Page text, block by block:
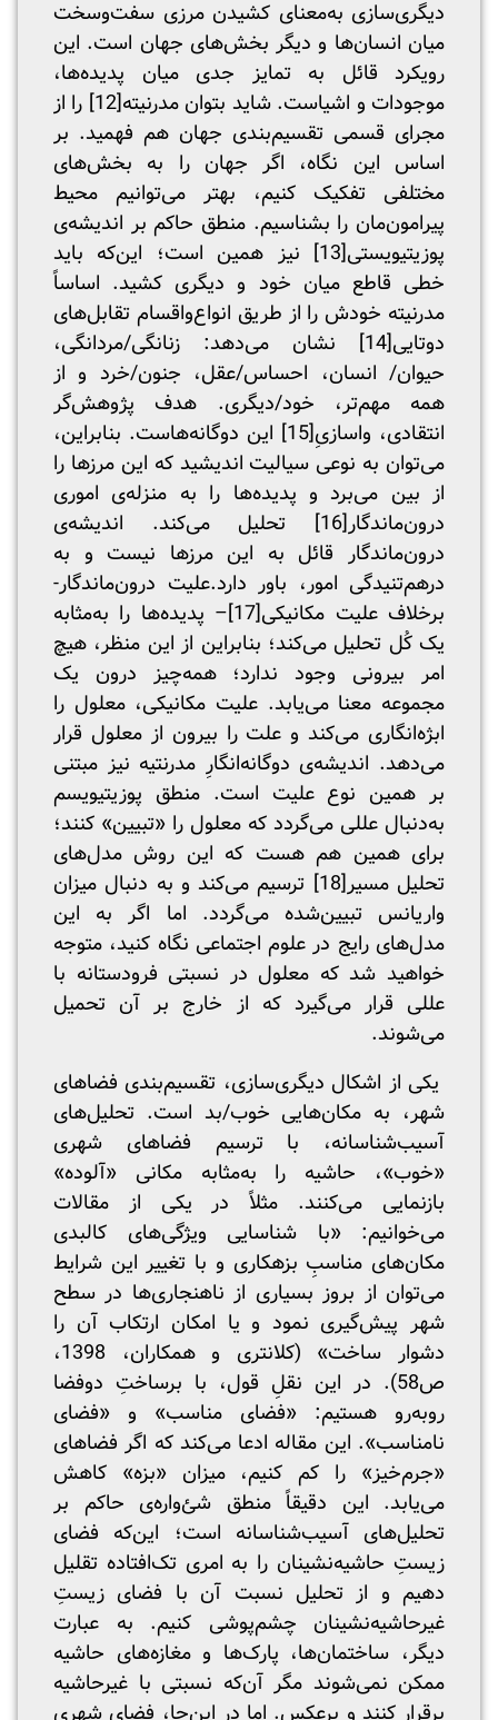
دیگری‌سازی به‌معنای کشیدن مرزی سفت‌وسخت
میان انسان‌ها و دیگر بخش‌های جهان است. این
رویکرد قائل به تمایز جدی میان پدیده‌ها،
موجودات و اشیاست. شاید بتوان مدرنیته[12]
را از
مجرای قسمی تقسیم‌بندی جهان هم فهمید. بر
اساس این نگاه، اگر جهان را به بخش‌های
مختلفی تفکیک کنیم، بهتر می‌توانیم محیط
پیرامون‌مان را بشناسیم. منطق حاکم بر اندیشه‌ی
پوزیتیویستی[13]
نیز همین است؛ این‌که باید
خطی قاطع میان خود و دیگری کشید. اساساً
مدرنیته خودش را از طریق انواع‌واقسام تقابل‌های
دوتایی[14]
نشان می‌دهد: زنانگی/مردانگی،
حیوان/ انسان، احساس/عقل، جنون/خرد و از
همه مهم‌تر، خود/دیگری. هدف پژوهش‌گر
انتقادی، واسازیِ[15]
این دوگانه‌هاست. بنابراین،
می‌توان به نوعی سیالیت اندیشید که این مرز‌ها را
از بین می‌برد و پدیده‌ها را به منزله‌ی اموری
درون‌ماندگار[16]
تحلیل می‌کند. اندیشه‌ی
درون‌ماندگار قائل به این مرز‌ها نیست و به
درهم‌تنیدگی امور، باور دارد.علیت درون‌ماندگار-
برخلاف علیت مکانیکی[17]
– پدیده‌ها را به‌مثابه
یک کُل تحلیل می‌کند؛ بنابراین از این منظر، هیچ
امر بیرونی وجود ندارد؛ همه‌چیز درون یک
مجموعه معنا می‌یابد. علیت مکانیکی، معلول را
ابژه‌انگاری می‌کند و علت را بیرون از معلول قرار
می‌دهد. اندیشه‌ی دوگانه‌انگارِ مدرنتیه نیز مبتنی
بر همین نوع علیت است. منطق پوزیتیویسم
به‌دنبال عللی می‌گردد که معلول را «تبیین» کنند؛
برای همین هم هست که این روش مدل‌های
تحلیل مسیر[18]
ترسیم می‌کند و به دنبال میزان
واریانس تبیین‌شده می‌گردد. اما اگر به این
مدل‌های رایج در علوم اجتماعی نگاه کنید، متوجه
خواهید شد که معلول در نسبتی فرودستانه با
عللی قرار می‌گیرد که از خارج بر آن تحمیل
می‌شوند.
یکی از اشکال دیگری‌سازی، تقسیم‌بندی فضا‌های
شهر، به مکان‌هایی خوب/بد است. تحلیل‌های
آسیب‌شناسانه، با ترسیم فضاهای شهری
«خوب»، حاشیه را به‌مثابه مکانی «آلوده»
بازنمایی می‌کنند. مثلاً در یکی از مقالات
می‌خوانیم: «با شناسایی ویژگی‌های کالبدی
مکان‌های مناسبِ بزهکاری و با تغییر این شرایط
می‌توان از بروز بسیاری از ناهنجاری‌ها در سطح
شهر پیش‌گیری نمود و یا امکان ارتکاب آن را
دشوار ساخت» (کلانتری و همکاران، 1398،
ص58). در این نقلِ قول، با برساختِ دوفضا
روبه‌رو هستیم: «فضای مناسب» و «فضای
نامناسب». این مقاله ادعا می‌کند که اگر فضاهای
«جرم‌خیز» را کم کنیم، میزان «بزه» کاهش
می‌یابد. این دقیقاً منطق شئ‌واره‌ی حاکم بر
تحلیل‌های آسیب‌شناسانه است؛ این‌که فضای
زیستِ حاشیه‌نشینان را به امری تک‌افتاده تقلیل
دهیم و از تحلیل نسبت آن با فضای زیستِ
غیرحاشیه‌نشینان چشم‌پوشی کنیم. به عبارت
دیگر، ساختمان‌ها، پارک‌ها و مغازه‌های حاشیه
ممکن نمی‌شوند مگر آن‌که نسبتی با غیرحاشیه